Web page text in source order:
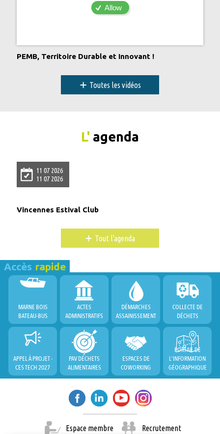
Allow
PEMB, Territoire Durable et Innovant !
+ Toutes les vidéos
L' agenda
11 07 2026
11 07 2026
Vincennes Estival Club
+ Tout l'agenda
Accès rapide
MARNE BOIS
BATEAU-BUS
ACTES
ADMINISTRATIFS
DÉMARCHES
ASSAINISSEMENT
COLLECTE DE
DÉCHETS
APPEL À PROJET -
CES TECH 2027
PAV DÉCHETS
ALIMENTAIRES
ESPACES DE
COWORKING
PORTAIL DE
L'INFORMATION
GÉOGRAPHIQUE
Espace membre Recrutement